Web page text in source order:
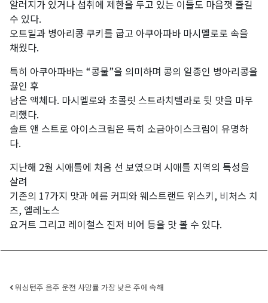
알러지가 있거나 섭취에 제한을 두고 있는 이들도 마음껏 즐길
수 있다.
오트밀과 병아리콩 쿠키를 굽고 아쿠아파바 마시멜로로 속을
채웠다.
특히 아쿠아파바는 “콩물”을 의미하며 콩의 일종인 병아리콩을
끓인 후
남은 액체다. 마시멜로와 초콜릿 스트라치텔라로 뒷 맛을 마무
리했다.
솔트 앤 스트로 아이스크림은 특히 소금아이스크림이 유명하
다.
지난해 2월 시애틀에 처음 선 보였으며 시애틀 지역의 특성을
살려
기존의 17가지 맛과 에름 커피와 웨스트랜드 위스키, 비처스 치
즈, 엘레노스
요거트 그리고 레이철스 진저 비어 등을 맛 볼 수 있다.
Post navigation
워싱턴주 음주 운전 사망률 가장 낮은 주에 속해